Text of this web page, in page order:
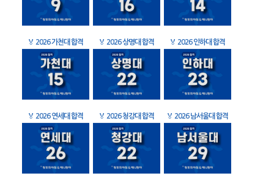
🏅 2026 가천대 합격 🏅 2026 상명대 합격 🏅 2026 인하대 합격
🏅 2026 연세대 합격 🏅 2026 청강대 합격 🏅 2026 남서울대 합격